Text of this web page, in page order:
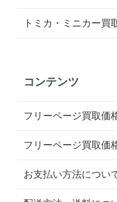
トミカ・ミニカー買
コンテンツ
フリーページ買取価
フリーページ買取価
お支払い方法につい